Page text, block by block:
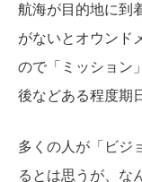
航海が目的地に到
がないとオウンド
ので「 ミッション
後などある程度期
多くの人が「ビジ
るとは思うが、な